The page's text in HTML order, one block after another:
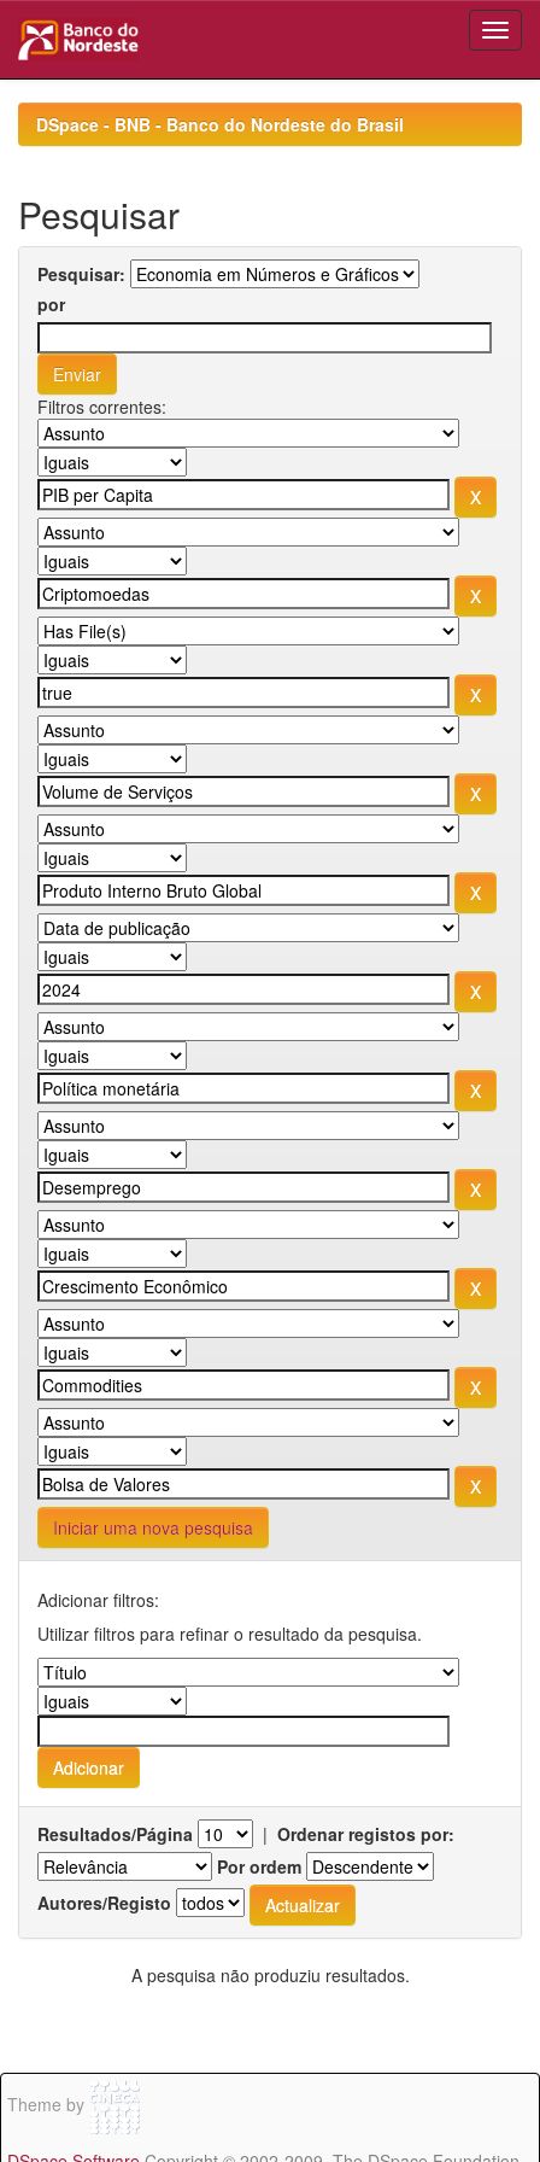
navigationDSpace - BNB - Banco do Nordeste do Brasil
Pesquisar
Pesquisar:
por
Filtros correntes:
Iniciar uma nova pesquisa
Adicionar filtros:
Utilizar filtros para refinar o resultado da pesquisa.
Resultados/Página | Ordenar registos por:
Por ordem
Autores/Registo
A pesquisa não produziu resultados.
Theme by